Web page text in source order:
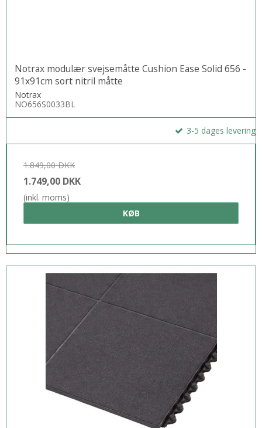
Notrax modulær svejsemåtte Cushion Ease Solid 656 -
91x91cm sort nitril måtte
Notrax
NO656S0033BL
3-5 dages levering
1.849,00 DKK
1.749,00 DKK
(inkl. moms)
KØB